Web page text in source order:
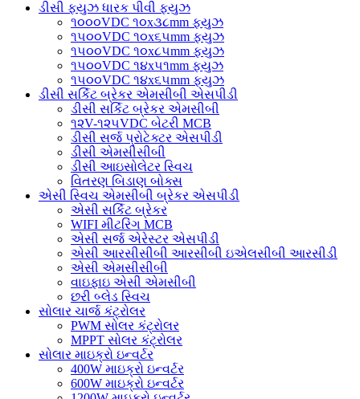
ડીસી ફ્યુઝ ધારક પીવી ફ્યુઝ
૧૦૦૦VDC ૧૦x૩૮mm ફ્યુઝ
૧૫૦૦VDC ૧૦x૬૫mm ફ્યુઝ
૧૫૦૦VDC ૧૦x૮૫mm ફ્યુઝ
૧૫૦૦VDC ૧૪x૫૧mm ફ્યુઝ
૧૫૦૦VDC ૧૪x૬૫mm ફ્યુઝ
ડીસી સર્કિટ બ્રેકર એમસીબી એસપીડી
ડીસી સર્કિટ બ્રેકર એમસીબી
૧૨V-૧૨૫VDC બેટરી MCB
ડીસી સર્જ પ્રોટેક્ટર એસપીડી
ડીસી એમસીસીબી
ડીસી આઇસોલેટર સ્વિચ
વિતરણ બિડાણ બોક્સ
એસી સ્વિચ એમસીબી બ્રેકર એસપીડી
એસી સર્કિટ બ્રેકર
WIFI મીટરિંગ MCB
એસી સર્જ એરેસ્ટર એસપીડી
એસી આરસીસીબી આરસીબી ઇએલસીબી આરસીડી
એસી એમસીસીબી
વાઇફાઇ એસી એમસીબી
છરી બ્લેડ સ્વિચ
સોલાર ચાર્જ કંટ્રોલર
PWM સોલર કંટ્રોલર
MPPT સોલર કંટ્રોલર
સોલાર માઇક્રો ઇન્વર્ટર
400W માઇક્રો ઇન્વર્ટર
600W માઇક્રો ઇન્વર્ટર